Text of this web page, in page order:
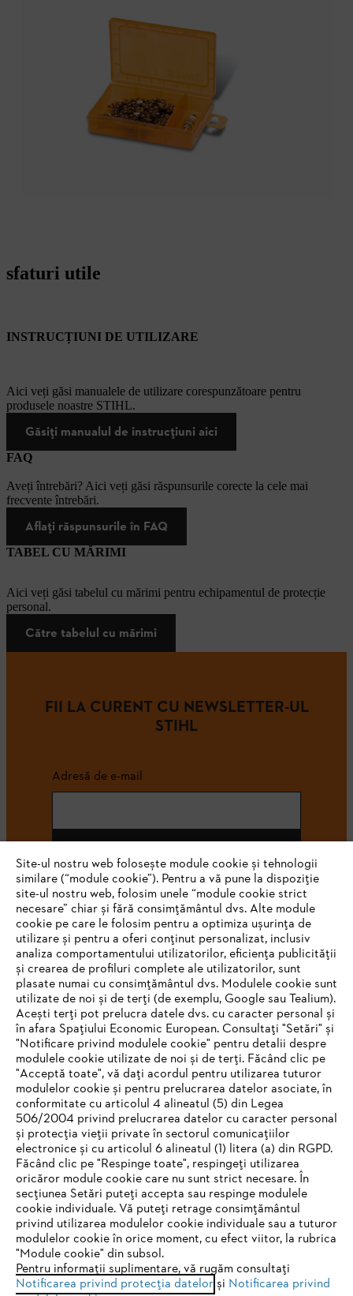
sfaturi utile
INSTRUCȚIUNI DE UTILIZARE
Aici veți găsi manualele de utilizare corespunzătoare pentru
produsele noastre STIHL.
Găsiți manualul de instrucțiuni aici
FAQ
Aveți întrebări? Aici veți găsi răspunsurile corecte la cele mai
frecvente întrebări.
Aflați răspunsurile în FAQ
TABEL CU MĂRIMI
Aici veți găsi tabelul cu mărimi pentru echipamentul de protecție
personal.
Către tabelul cu mărimi
FII LA CURENT CU NEWSLETTER-UL
STIHL
Adresă de e-mail
#STIHL
STIHL Romania
Informaţii Utile
Politica de confidenţialitate Informare legală
IHR BROWSER WIRD NICHT
UNTERSTÜTZT
Sie nutzen einen Browser, den wir noch nicht unterstützen. Für
eine optimale Nutzung unserer Seite empfehlen wir Ihnen, zu
einem der folgenden Browser zu wechseln:
Site-ul nostru web folosește module cookie și tehnologii
similare (“module cookie”). Pentru a vă pune la dispoziție
site-ul nostru web, folosim unele “module cookie strict
necesare” chiar și fără consimțământul dvs. Alte module
cookie pe care le folosim pentru a optimiza ușurința de
utilizare și pentru a oferi conținut personalizat, inclusiv
analiza comportamentului utilizatorilor, eficiența publicității
și crearea de profiluri complete ale utilizatorilor, sunt
plasate numai cu consimțământul dvs. Modulele cookie sunt
utilizate de noi și de terți (de exemplu, Google sau Tealium).
Acești terți pot prelucra datele dvs. cu caracter personal și
în afara Spațiului Economic European. Consultați "Setări" și
"Notificare privind modulele cookie" pentru detalii despre
modulele cookie utilizate de noi și de terți. Făcând clic pe
"Acceptă toate", vă dați acordul pentru utilizarea tuturor
modulelor cookie și pentru prelucrarea datelor asociate, în
conformitate cu articolul 4 alineatul (5) din Legea
506/2004 privind prelucrarea datelor cu caracter personal
și protecția vieții private în sectorul comunicațiilor
electronice și cu articolul 6 alineatul (1) litera (a) din RGPD.
Făcând clic pe "Respinge toate", respingeți utilizarea
oricăror module cookie care nu sunt strict necesare. În
secțiunea Setări puteți accepta sau respinge modulele
cookie individuale. Vă puteți retrage consimțământul
privind utilizarea modulelor cookie individuale sau a tuturor
modulelor cookie în orice moment, cu efect viitor, la rubrica
"Module cookie" din subsol.
Pentru informații suplimentare, vă rugăm consultați
Notificarea privind protecția datelorși Notificarea privind